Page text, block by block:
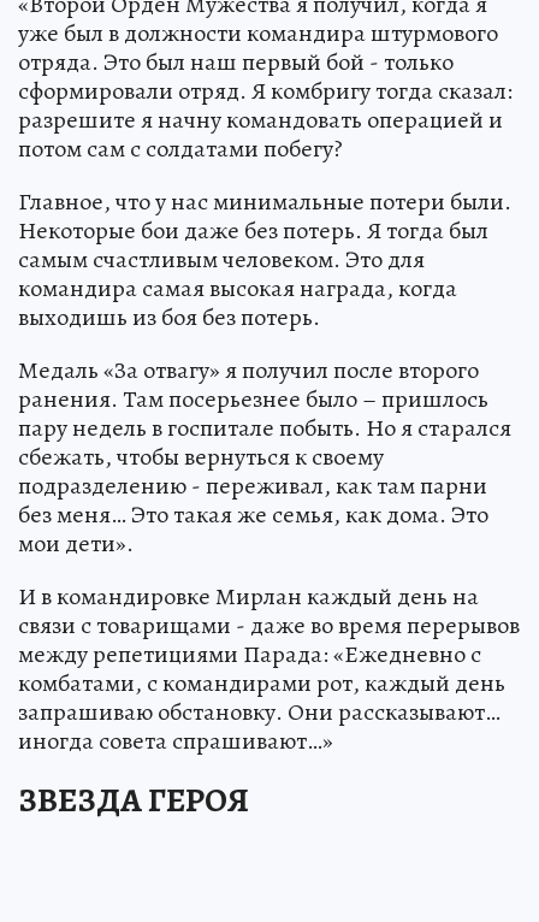
уже был в должности командира штурмового
отряда. Это был наш первый бой - только
сформировали отряд. Я комбригу тогда сказал:
разрешите я начну командовать операцией и
потом сам с солдатами побегу?
Главное, что у нас минимальные потери были.
Некоторые бои даже без потерь. Я тогда был
самым счастливым человеком. Это для
командира самая высокая награда, когда
выходишь из боя без потерь.
Медаль «За отвагу» я получил после второго
ранения. Там посерьезнее было – пришлось
пару недель в госпитале побыть. Но я старался
сбежать, чтобы вернуться к своему
подразделению - переживал, как там парни
без меня… Это такая же семья, как дома. Это
мои дети».
И в командировке Мирлан каждый день на
связи с товарищами - даже во время перерывов
между репетициями Парада: «Ежедневно с
комбатами, с командирами рот, каждый день
запрашиваю обстановку. Они рассказывают…
иногда совета спрашивают…»
ЗВЕЗДА ГЕРОЯ